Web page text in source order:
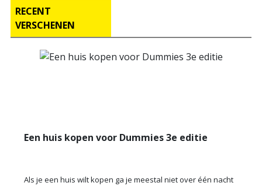
RECENT
VERSCHENEN
Een huis kopen voor Dummies 3e editie
Als je een huis wilt kopen ga je meestal niet over één nacht